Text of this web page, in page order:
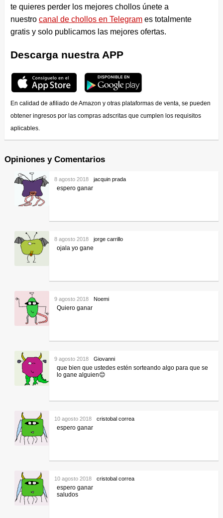
te quieres perder los mejores chollos únete a
nuestro canal de chollos en Telegrames totalmente
gratis y solo publicamos las mejores ofertas.
Descarga nuestra APP
En calidad de afiliado de Amazon y otras plataformas de venta, se pueden
obtener ingresos por las compras adscritas que cumplen los requisitos
aplicables.
Opiniones y Comentarios
jacquin prada
8 agosto 2018
espero ganar
jorge carrillo
8 agosto 2018
ojala yo gane
Noemi
9 agosto 2018
Quiero ganar
Giovanni
9 agosto 2018
que bien que ustedes estén sorteando algo para que se
lo gane alguien😊
cristobal correa
10 agosto 2018
espero ganar
cristobal correa
10 agosto 2018
espero ganar
saludos